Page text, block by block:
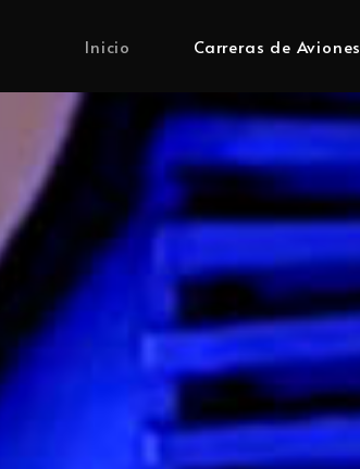
Inicio Carreras de Aviones